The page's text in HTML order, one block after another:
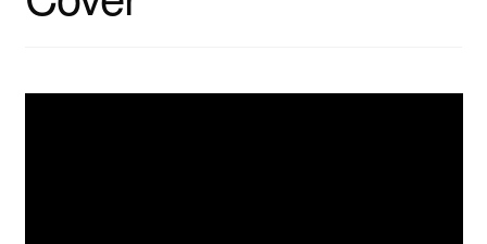
Datenschutz